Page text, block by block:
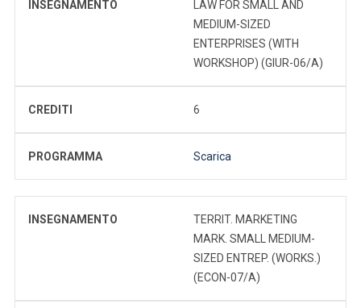
INSEGNAMENTO
LAW FOR SMALL AND
MEDIUM-SIZED
ENTERPRISES (WITH
WORKSHOP) (GIUR-06/A)
CREDITI 6
PROGRAMMA Scarica
INSEGNAMENTO
TERRIT. MARKETING
MARK. SMALL MEDIUM-
SIZED ENTREP. (WORKS.)
(ECON-07/A)